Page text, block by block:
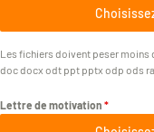
Les fichiers doivent peser moins
doc docx odt ppt pptx odp ods
Lettre de motivation *